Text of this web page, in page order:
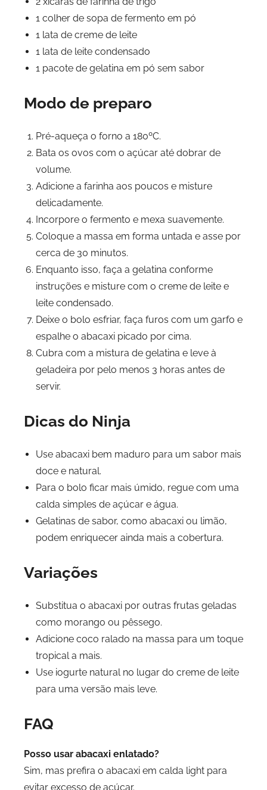
1 colher de sopa de fermento em pó
1 lata de creme de leite
1 lata de leite condensado
1 pacote de gelatina em pó sem sabor
Modo de preparo
Pré-aqueça o forno a 180ºC.
Bata os ovos com o açúcar até dobrar de
volume.
Adicione a farinha aos poucos e misture
delicadamente.
Incorpore o fermento e mexa suavemente.
Coloque a massa em forma untada e asse por
cerca de 30 minutos.
Enquanto isso, faça a gelatina conforme
instruções e misture com o creme de leite e
leite condensado.
Deixe o bolo esfriar, faça furos com um garfo e
espalhe o abacaxi picado por cima.
Cubra com a mistura de gelatina e leve à
geladeira por pelo menos 3 horas antes de
servir.
Dicas do Ninja
Use abacaxi bem maduro para um sabor mais
doce e natural.
Para o bolo ficar mais úmido, regue com uma
calda simples de açúcar e água.
Gelatinas de sabor, como abacaxi ou limão,
podem enriquecer ainda mais a cobertura.
Variações
Substitua o abacaxi por outras frutas geladas
como morango ou pêssego.
Adicione coco ralado na massa para um toque
tropical a mais.
Use iogurte natural no lugar do creme de leite
para uma versão mais leve.
FAQ
Posso usar abacaxi enlatado?
Sim, mas prefira o abacaxi em calda light para
evitar excesso de açúcar.